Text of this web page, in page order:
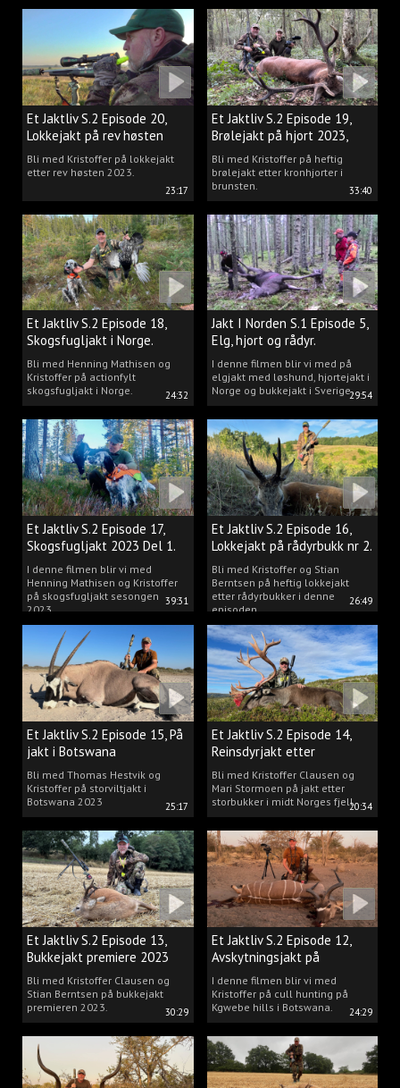
23:17
Et Jaktliv S.2 Episode 20,
Lokkejakt på rev høsten
2023.
Bli med Kristoffer på lokkejakt
etter rev høsten 2023.
33:40
Et Jaktliv S.2 Episode 19,
Brølejakt på hjort 2023,
del.1
Bli med Kristoffer på heftig
brølejakt etter kronhjorter i
brunsten.
24:32
Et Jaktliv S.2 Episode 18,
Skogsfugljakt i Norge.
Bli med Henning Mathisen og
Kristoffer på actionfylt
skogsfugljakt i Norge.
29:54
Jakt I Norden S.1 Episode 5,
Elg, hjort og rådyr.
I denne filmen blir vi med på
elgjakt med løshund, hjortejakt i
Norge og bukkejakt i Sverige.
39:31
Et Jaktliv S.2 Episode 17,
Skogsfugljakt 2023 Del 1.
I denne filmen blir vi med
Henning Mathisen og Kristoffer
på skogsfugljakt sesongen
2023.
26:49
Et Jaktliv S.2 Episode 16,
Lokkejakt på rådyrbukk nr 2.
Bli med Kristoffer og Stian
Berntsen på heftig lokkejakt
etter rådyrbukker i denne
episoden.
25:17
Et Jaktliv S.2 Episode 15, På
jakt i Botswana
Bli med Thomas Hestvik og
Kristoffer på storviltjakt i
Botswana 2023
20:34
Et Jaktliv S.2 Episode 14,
Reinsdyrjakt etter
storbukker.
Bli med Kristoffer Clausen og
Mari Stormoen på jakt etter
storbukker i midt Norges fjell.
30:29
Et Jaktliv S.2 Episode 13,
Bukkejakt premiere 2023
Bli med Kristoffer Clausen og
Stian Berntsen på bukkejakt
premieren 2023.
24:29
Et Jaktliv S.2 Episode 12,
Avskytningsjakt på
antiloper i Botswana
I denne filmen blir vi med
Kristoffer på cull hunting på
Kgwebe hills i Botswana.